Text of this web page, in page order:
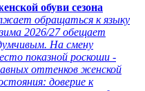
обуви сезона
обращаться к языку
2026/27 обещает
На смену
показной роскоши -
оттенков женской
доверие к